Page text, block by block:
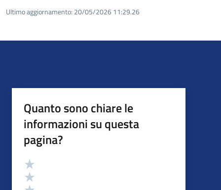
Ultimo aggiornamento: 20/05/2026 11:29.26
Quanto sono chiare le
informazioni su questa
pagina?
Valutazione